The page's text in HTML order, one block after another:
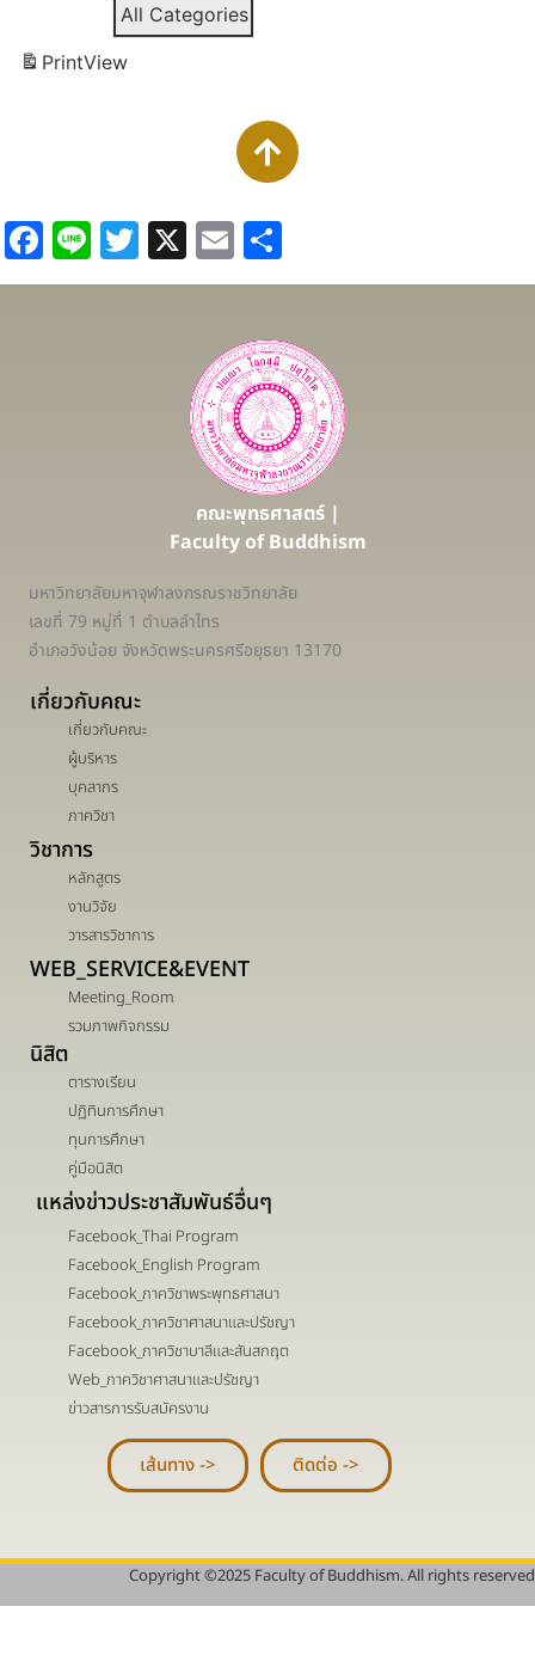
All Categories
PrintView
Facebook
LineTwitter
X Email
คณะพุทธศาสตร์ |
Faculty of Buddhism
มหาวิทยาลัยมหาจุฬาลงกรณราชวิทยาลัย
เลขที่ 79 หมู่ที่ 1 ตำบลลำไทร
อำเภอวังน้อย จังหวัดพระนครศรีอยุธยา 13170
เกี่ยวกับคณะ
เกี่ยวกับคณะ
ผู้บริหาร
บุคลากร
ภาควิชา
วิชาการ
หลักสูตร
งานวิจัย
วารสารวิชาการ
WEB_SERVICE&EVENT
Meeting_Room
รวมภาพกิจกรรม
นิสิต
ตารางเรียน
ปฏิทินการศึกษา
ทุนการศึกษา
คู่มือนิสิต
แหล่งข่าวประชาสัมพันธ์อื่นๆ
Facebook_Thai Program
Facebook_English Program
Facebook_ภาควิชาพระพุทธศาสนา
Facebook_ภาควิชาศาสนาและปรัชญา
Facebook_ภาควิชาบาลีและสันสกฤต
Web_ภาควิชาศาสนาและปรัชญา
ข่าวสารการรับสมัครงาน
เส้นทาง -> ติดต่อ ->
Copyright ©2025 Faculty of Buddhism. All rights reserved